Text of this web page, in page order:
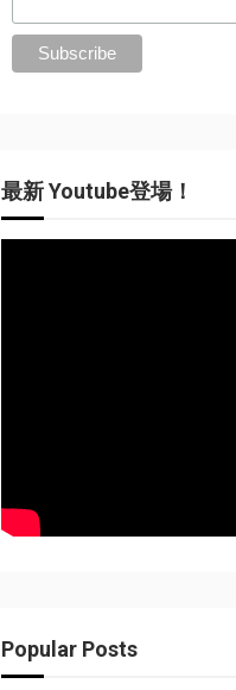
最新 Youtube登場！
Popular Posts